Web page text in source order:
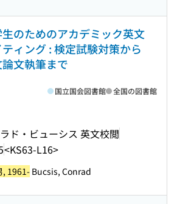
のためのアカデミック英文
ティング : 検定試験対策から
文執筆まで
ド・ビューシス 英文校閲
<KS63-L16>
国立国会図書館 全国の図書館
, 1961- Bucsis, Conrad